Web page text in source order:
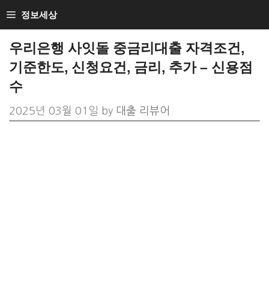
Skip
to
content
정보세상
우리은행 사잇돌 중금리대출 자격조건,
기준한도, 신청요건, 금리, 추가 – 신용점
수
2025년 03월 01일 by 대출 리뷰어